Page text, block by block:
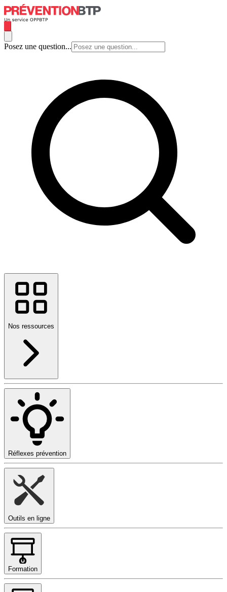
Posez une question...
Nos ressources
Réflexes prévention
Outils en ligne
Formation